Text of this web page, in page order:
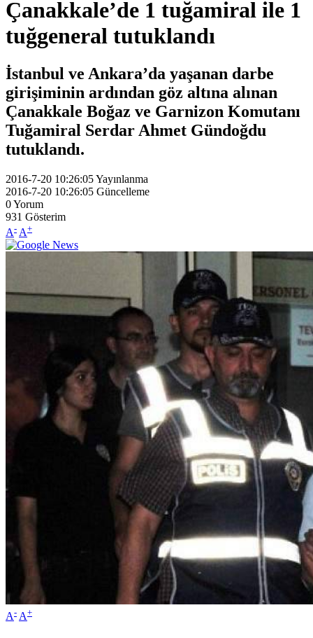
Çanakkale’de 1 tuğamiral ile 1
tuğgeneral tutuklandı
İstanbul ve Ankara’da yaşanan darbe
girişiminin ardından göz altına alınan
Çanakkale Boğaz ve Garnizon Komutanı
Tuğamiral Serdar Ahmet Gündoğdu
tutuklandı.
2016-7-20 10:26:05Yayınlanma
2016-7-20 10:26:05 Güncelleme
0Yorum
931 Gösterim
A- A+
A- A+